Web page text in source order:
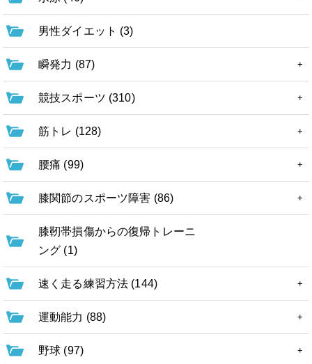
男性ダイエット (3)
瞬発力 (87)
競技スポーツ (310)
筋トレ (128)
腰痛 (99)
膝関節のスポーツ障害 (86)
膝靭帯損傷からの復帰トレーニ
ング (1)
速く走る練習方法 (144)
運動能力 (88)
野球 (97)